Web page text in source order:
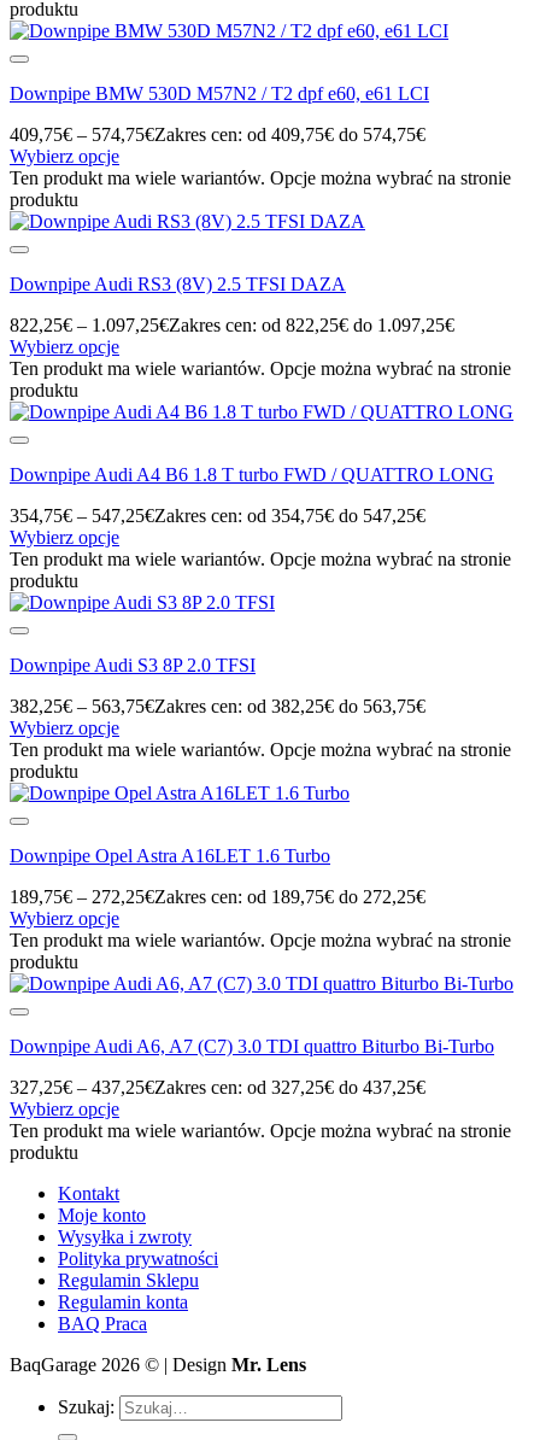
produktu
Downpipe BMW 530D M57N2 / T2 dpf e60, e61 LCI
409,75€ – 574,75€Zakres cen: od 409,75€ do 574,75€
Wybierz opcje
Ten produkt ma wiele wariantów. Opcje można wybrać na stronie
produktu
Downpipe Audi RS3 (8V) 2.5 TFSI DAZA
822,25€ – 1.097,25€Zakres cen: od 822,25€ do 1.097,25€
Wybierz opcje
Ten produkt ma wiele wariantów. Opcje można wybrać na stronie
produktu
Downpipe Audi A4 B6 1.8 T turbo FWD / QUATTRO LONG
354,75€ – 547,25€Zakres cen: od 354,75€ do 547,25€
Wybierz opcje
Ten produkt ma wiele wariantów. Opcje można wybrać na stronie
produktu
Downpipe Audi S3 8P 2.0 TFSI
382,25€ – 563,75€Zakres cen: od 382,25€ do 563,75€
Wybierz opcje
Ten produkt ma wiele wariantów. Opcje można wybrać na stronie
produktu
Downpipe Opel Astra A16LET 1.6 Turbo
189,75€ – 272,25€Zakres cen: od 189,75€ do 272,25€
Wybierz opcje
Ten produkt ma wiele wariantów. Opcje można wybrać na stronie
produktu
Downpipe Audi A6, A7 (C7) 3.0 TDI quattro Biturbo Bi-Turbo
327,25€ – 437,25€Zakres cen: od 327,25€ do 437,25€
Wybierz opcje
Ten produkt ma wiele wariantów. Opcje można wybrać na stronie
produktu
Kontakt
Moje konto
Wysyłka i zwroty
Polityka prywatności
Regulamin Sklepu
Regulamin konta
BAQ Praca
BaqGarage 2026 © | Design Mr. Lens
Szukaj: